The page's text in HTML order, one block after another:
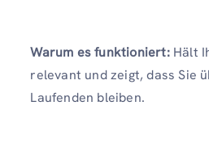
Warum es funktioniert:Hält
relevant und zeigt, dass Sie
Laufenden bleiben.